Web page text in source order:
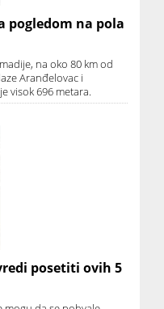
pogledom na pola
na oko 80 km od
Aranđelovac i
visok 696 metara.
posetiti ovih 5